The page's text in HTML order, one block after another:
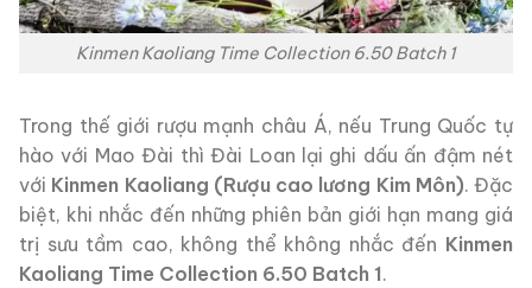
Kinmen Kaoliang Time Collection 6.50 Batch 1
Trong thế giới rượu mạnh châu Á, nếu Trung Quốc tự
hào với Mao Đài thì Đài Loan lại ghi dấu ấn đậm nét
với Kinmen Kaoliang (Rượu cao lương Kim Môn). Đặc
biệt, khi nhắc đến những phiên bản giới hạn mang giá
trị sưu tầm cao, không thể không nhắc đến Kinmen
Kaoliang Time Collection 6.50 Batch 1.